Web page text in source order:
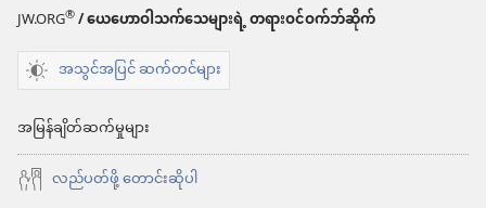
JW.ORG®/ ယေဟောဝါသက်သေများရဲ့ တရားဝင်ဝက်ဘ်ဆိုက်
အသွင်အပြင် ဆက်တင်များ
အမြန်ချိတ်ဆက်မှုများ
လည်ပတ်ဖို့ တောင်းဆိုပါ